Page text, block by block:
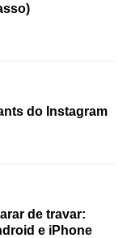
do Instagram
de travar:
e iPhone